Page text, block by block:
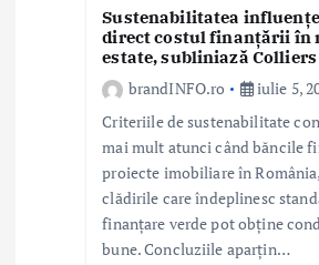
Sustenabilitatea
direct costul finanțării în
estate, subliniază Colliers
brandINFO.ro
iulie 5,
Criteriile de sustenabilitate
mai mult atunci când băncile
proiecte imobiliare în
clădirile care îndeplinesc
finanțare verde pot obține
bune. Concluziile aparțin…